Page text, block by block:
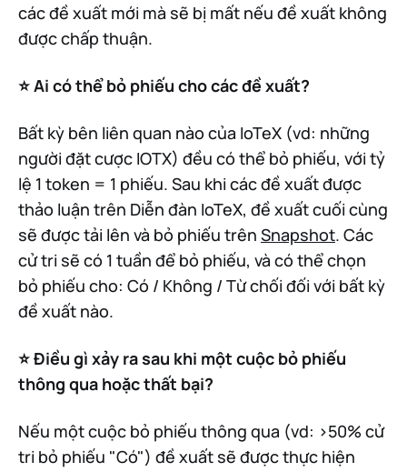
các đề xuất mới mà sẽ bị mất nếu đề xuất không
được chấp thuận.
⭐️ Ai có thể bỏ phiếu cho các đề xuất?
Bất kỳ bên liên quan nào của IoTeX (vd: những
người đặt cược IOTX) đều có thể bỏ phiếu, với tỷ
lệ 1 token = 1 phiếu. Sau khi các đề xuất được
thảo luận trên Diễn đàn IoTeX, đề xuất cuối cùng
sẽ được tải lên và bỏ phiếu trên Snapshot. Các
cử tri sẽ có 1 tuần để bỏ phiếu, và có thể chọn
bỏ phiếu cho: Có / Không / Từ chối đối với bất kỳ
đề xuất nào.
⭐️ Điều gì xảy ra sau khi một cuộc bỏ phiếu
thông qua hoặc thất bại?
Nếu một cuộc bỏ phiếu thông qua (vd: >50% cử
tri bỏ phiếu "Có") đề xuất sẽ được thực hiện